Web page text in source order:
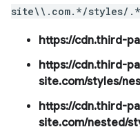
site\\.com.*/styles/
https://cdn.third-
https://cdn.third-
site.com/styles/
https://cdn.third-
site.com/nested/